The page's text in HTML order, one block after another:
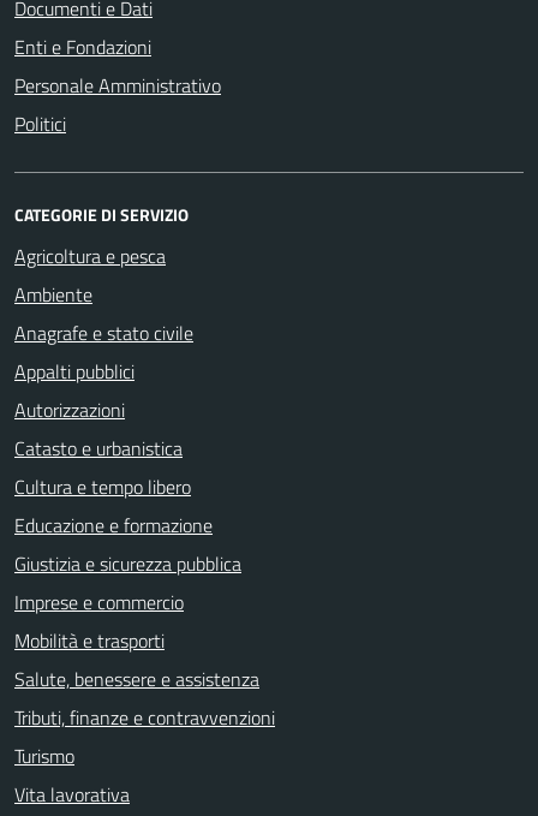
Documenti e Dati
Enti e Fondazioni
Personale Amministrativo
Politici
CATEGORIE DI SERVIZIO
Agricoltura e pesca
Ambiente
Anagrafe e stato civile
Appalti pubblici
Autorizzazioni
Catasto e urbanistica
Cultura e tempo libero
Educazione e formazione
Giustizia e sicurezza pubblica
Imprese e commercio
Mobilità e trasporti
Salute, benessere e assistenza
Tributi, finanze e contravvenzioni
Turismo
Vita lavorativa